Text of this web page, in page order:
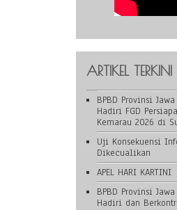
ARTIKEL TERKINI
BPBD Provinsi
Hadiri FGD
Kemarau 2026 di
Uji Konsekuensi
Dikecualikan
APEL HARI KARTINI
BPBD Provinsi
Hadiri dan